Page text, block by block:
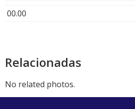
00.00
Relacionadas
No related photos.